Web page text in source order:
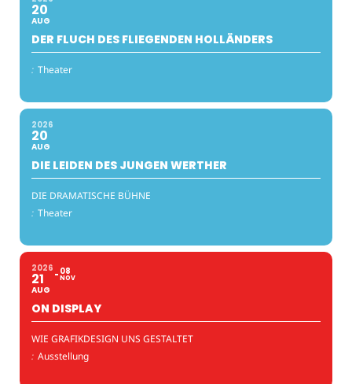
20
AUG
DER FLUCH DES FLIEGENDEN HOLLÄNDERS
: Theater
2026
20
AUG
DIE LEIDEN DES JUNGEN WERTHER
DIE DRAMATISCHE BÜHNE
: Theater
2026
21
AUG
08
NOV
ON DISPLAY
WIE GRAFIKDESIGN UNS GESTALTET
: Ausstellung